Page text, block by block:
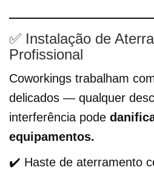
✅ Instalação de
Profissional
Coworkings trabalham
delicados — qualquer
interferência pode
equipamentos.
✔️ Haste de aterramento